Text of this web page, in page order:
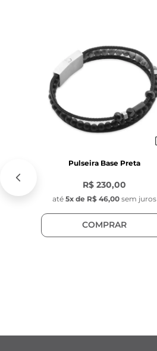
Pulseira Base Preta
R$ 230,00
até 5x de R$ 46,00 sem juros
COMPRAR